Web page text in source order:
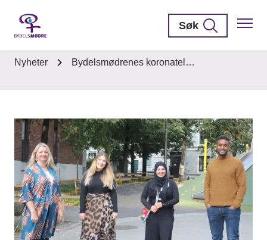
Søk
Nyheter Bydelsmødrenes koronatel…